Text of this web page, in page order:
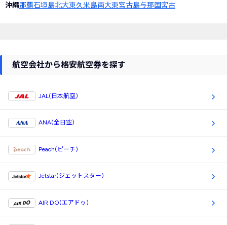
沖縄那覇石垣島北大東久米島南大東宮古島与那国宮古
航空会社から格安航空券を探す
JAL(日本航空)
ANA(全日空)
Peach(ピーチ)
Jetstar(ジェットスター)
AIR DO(エアドゥ)